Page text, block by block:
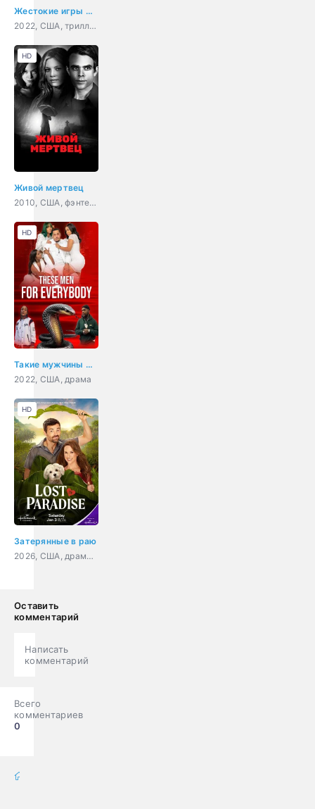
Жестокие игры разума
2022, США, триллер
Живой мертвец
2010, США, фэнтези, триллер, мелодрама, детектив
HD
Такие мужчины для всех
2022, США, драма
HD
Затерянные в раю
2026, США, драма, мелодрама
HD
Оставить
комментарий
Написать
комментарий
Всего
комментариев
0